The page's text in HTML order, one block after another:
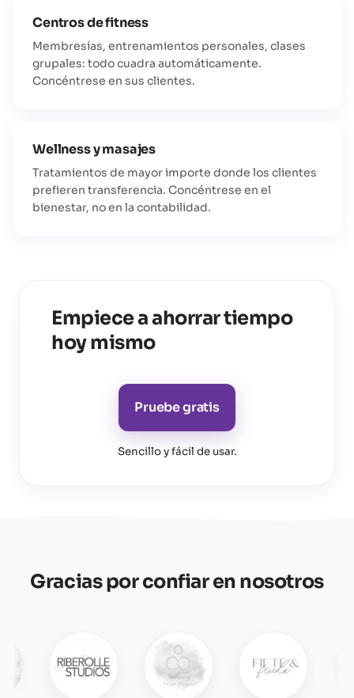
Centros de fitness
Membresías, entrenamientos personales, clases
grupales: todo cuadra automáticamente.
Concéntrese en sus clientes.
Wellness y masajes
Tratamientos de mayor importe donde los clientes
prefieren transferencia. Concéntrese en el
bienestar, no en la contabilidad.
Empiece a ahorrar tiempo
hoy mismo
Pruebe gratis
Sencillo y fácil de usar.
Gracias por confiar en nosotros